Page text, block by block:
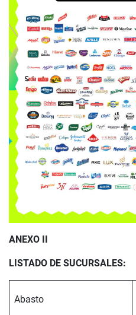
ANEXO II
LISTADO DE SUCURSALES:
Abasto